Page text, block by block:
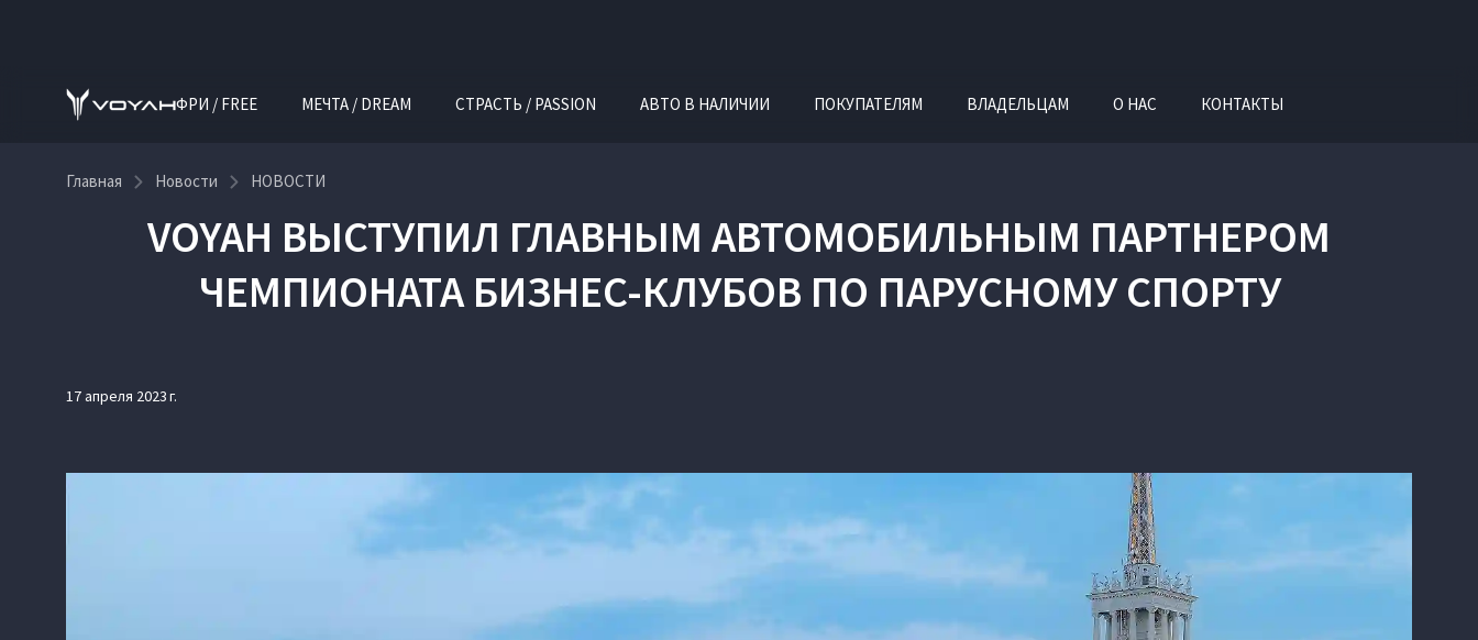
ФРИ / FREE МЕЧТА / DREAM СТРАСТЬ / PASSION АВТО В НАЛИЧИИ ПОКУПАТЕЛЯМ ВЛАДЕЛЬЦАМ О НАС КОНТАКТЫ
Главная Новости НОВОСТИ
VOYAH ВЫСТУПИЛ ГЛАВНЫМ АВТОМОБИЛЬНЫМ ПАРТНЕРОМ
ЧЕМПИОНАТА БИЗНЕС-КЛУБОВ ПО ПАРУСНОМУ СПОРТУ
17 апреля 2023 г.